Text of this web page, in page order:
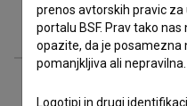
Razširjeni
prenos avtorskih pravic
portalu BSF. Prav tako
opazite, da je posamezna
pomanjkljiva ali nepravilna.
Logotipi in drugi